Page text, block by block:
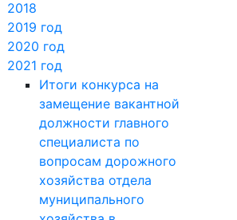
2018
2019 год
2020 год
2021 год
Итоги конкурса на
замещение вакантной
должности главного
специалиста по
вопросам дорожного
хозяйства отдела
муниципального